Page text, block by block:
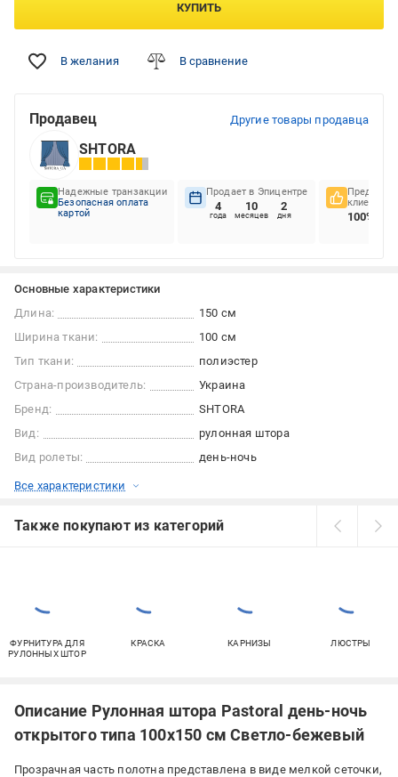
КУПИТЬ
В желания В сравнение
Продавец Другие товары продавца
SHTORA
Надежные транзакции
Безопасная оплата
картой
Продает в Эпицентре
4
года
10
месяцев
2
дня
клиентов
100%
Основные характеристики
Длина:
150 см
Ширина ткани:
100 см
Тип ткани:
полиэстер
Страна-производитель:
Украина
Бренд:
SHTORA
Вид:
рулонная штора
Вид ролеты:
день-ночь
Все характеристики
Также покупают из категорий
ФУРНИТУРА ДЛЯ
РУЛОННЫХ ШТОР
КРАСКА КАРНИЗЫ ЛЮСТРЫ
Описание Рулонная штора Pastoral день-ночь
открытого типа 100х150 см Светло-бежевый
Прозрачная часть полотна представлена ​​в виде мелкой сеточки,